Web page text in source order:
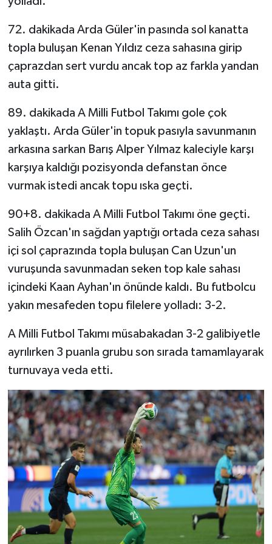
72. dakikada Arda Güler'in pasında sol kanatta
topla buluşan Kenan Yıldız ceza sahasına girip
çaprazdan sert vurdu ancak top az farkla yandan
auta gitti.
89. dakikada A Milli Futbol Takımı gole çok
yaklaştı. Arda Güler'in topuk pasıyla savunmanın
arkasına sarkan Barış Alper Yılmaz kaleciyle karşı
karşıya kaldığı pozisyonda defanstan önce
vurmak istedi ancak topu ıska geçti.
90+8. dakikada A Milli Futbol Takımı öne geçti.
Salih Özcan'ın sağdan yaptığı ortada ceza sahası
içi sol çaprazında topla buluşan Can Uzun'un
vuruşunda savunmadan seken top kale sahası
içindeki Kaan Ayhan'ın önünde kaldı. Bu futbolcu
yakın mesafeden topu filelere yolladı: 3-2.
A Milli Futbol Takımı müsabakadan 3-2 galibiyetle
ayrılırken 3 puanla grubu son sırada tamamlayarak
turnuvaya veda etti.